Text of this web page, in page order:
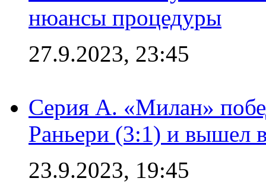
нюансы процедуры
27.9.2023, 23:45
Серия А. «Милан»
Раньери (3:1) и вышел
23.9.2023, 19:45